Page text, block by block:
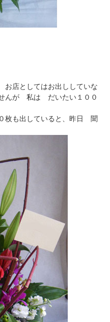
店としてはお出ししていな
んが 私は だいたい１００
枚も出していると、昨日 聞